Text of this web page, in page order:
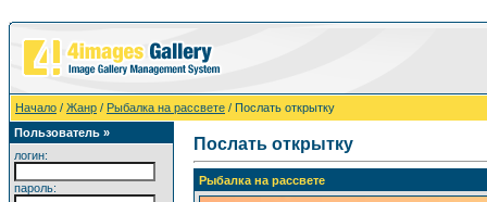
Начало / Жанр / Рыбалка на рассвете / Послать открытку
Пользователь »
логин:
пароль:
Послать открытку
Рыбалка на рассвете